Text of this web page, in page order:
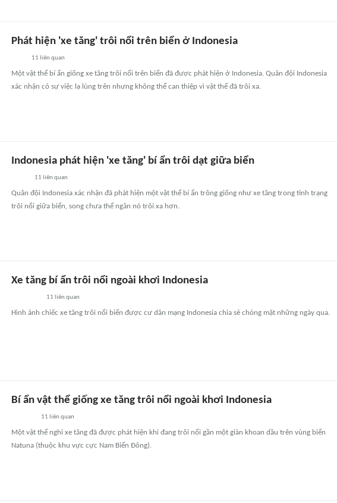
Phát hiện 'xe tăng' trôi nổi trên biển ở Indonesia
11 liên quan
Một vật thể bí ẩn giống xe tăng trôi nổi trên biển đã được phát hiện ở Indonesia. Quân đội Indonesia
xác nhận có sự việc lạ lùng trên nhưng không thể can thiệp vì vật thể đã trôi xa.
Indonesia phát hiện 'xe tăng' bí ẩn trôi dạt giữa biển
11 liên quan
Quân đội Indonesia xác nhận đã phát hiện một vật thể bí ẩn trông giống như xe tăng trong tình trạng
trôi nổi giữa biển, song chưa thể ngăn nó trôi xa hơn.
Xe tăng bí ẩn trôi nổi ngoài khơi Indonesia
11 liên quan
Hình ảnh chiếc xe tăng trôi nổi biển được cư dân mạng Indonesia chia sẻ chóng mặt những ngày qua.
Bí ẩn vật thể giống xe tăng trôi nổi ngoài khơi Indonesia
11 liên quan
Một vật thể nghi xe tăng đã được phát hiện khi đang trôi nổi gần một giàn khoan dầu trên vùng biển
Natuna (thuộc khu vực cực Nam Biển Đông).